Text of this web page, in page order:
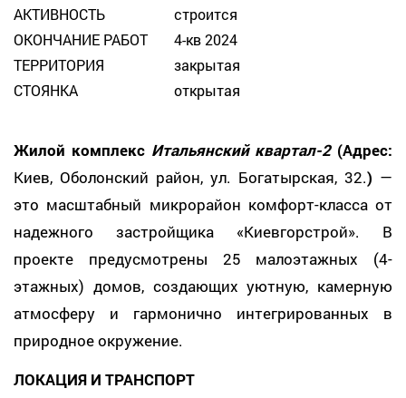
АКТИВНОСТЬ
строится
ОКОНЧАНИЕ РАБОТ
4-кв 2024
ТЕРРИТОРИЯ
закрытая
СТОЯНКА
открытая
Жилой комплекс Итальянский квартал-2(Адрес:
Киев, Оболонский район, ул. Богатырская, 32.) —
это масштабный микрорайон комфорт-класса от
надежного застройщика «Киевгорстрой». В
проекте предусмотрены 25 малoэтажных (4-
этажных) домов, создающих уютную, камерную
атмосферу и гармонично интегрированных в
природное окружение.
ЛОКАЦИЯ И ТРАНСПОРТ